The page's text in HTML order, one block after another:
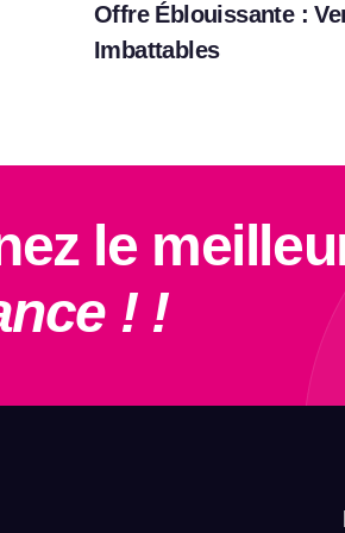
Offre Éblouissante :
Imbattables
le
! !